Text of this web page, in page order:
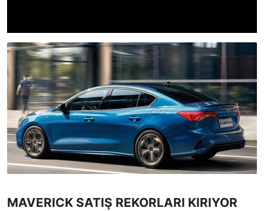
MAVERICK SATIŞ REKORLARI KIRIYOR